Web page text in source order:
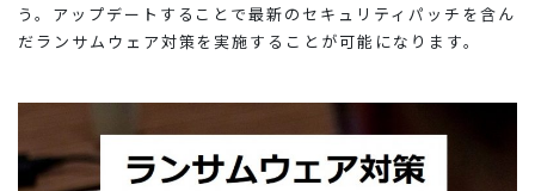
う。アップデートすることで最新のセキュリティパッチを含ん
だランサムウェア対策を実施することが可能になります。